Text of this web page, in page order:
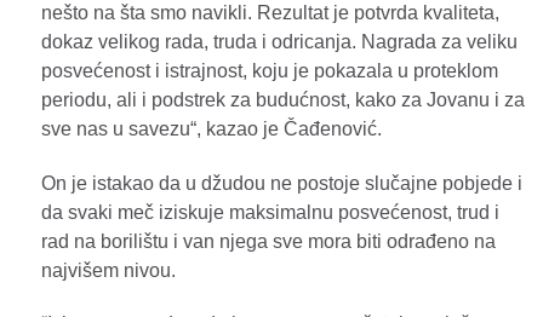
nešto na šta smo navikli. Rezultat je potvrda kvaliteta,
dokaz velikog rada, truda i odricanja. Nagrada za veliku
posvećenost i istrajnost, koju je pokazala u proteklom
periodu, ali i podstrek za budućnost, kako za Jovanu i za
sve nas u savezu“, kazao je Čađenović.
On je istakao da u džudou ne postoje slučajne pobjede i
da svaki meč iziskuje maksimalnu posvećenost, trud i
rad na borilištu i van njega sve mora biti odrađeno na
najvišem nivou.